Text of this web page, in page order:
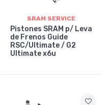
SRAM SERVICE
Pistones SRAM p/ Leva
de Frenos Guide
RSC/Ultimate / G2
Ultimate x6u